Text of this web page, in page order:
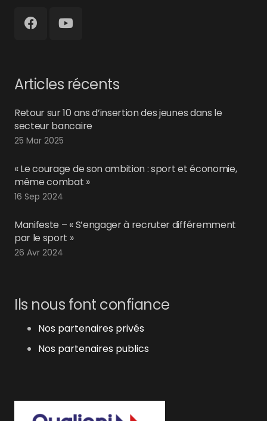
Articles récents
Retour sur 10 ans d’insertion des jeunes dans le
secteur bancaire
25 Mar 2025
« Le courage de son ambition : sport et économie,
même combat »
16 Sep 2024
Manifeste – « S’engager à recruter différemment
par le sport »
26 Avr 2024
Ils nous font confiance
Nos partenaires privés
Nos partenaires publics